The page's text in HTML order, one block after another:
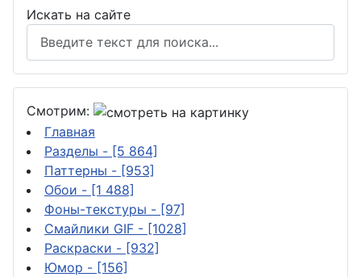
Искать на сайте
Смотрим:
Главная
Разделы - [5 864]
Паттерны - [953]
Обои - [1 488]
Фоны-текстуры - [97]
Смайлики GIF - [1028]
Раскраски - [932]
Юмор - [156]